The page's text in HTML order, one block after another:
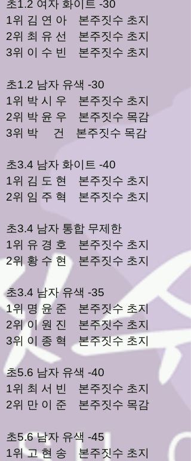
초1.2 여자 화이트 -30
1위 김 연 아 본주짓수 초지
2위 최 유 선 본주짓수 초지
3위 이 수 빈 본주짓수 초지
초1.2 남자 유색 -30
1위 박 시 우 본주짓수 초지
2위 박 윤 우 본주짓수 목감
3위 박 건 본주짓수 목감
초3.4 남자 화이트 -40
1위 김 도 현 본주짓수 초지
2위 임 주 혁 본주짓수 초지
초3.4 남자 통합 무제한
1위 유 경 호 본주짓수 초지
2위 황 수 현 본주짓수 초지
초3.4 남자 유색 -35
1위 명 윤 준 본주짓수 초지
2위 이 원 진 본주짓수 초지
3위 이 종 혁 본주짓수 초지
초5.6 남자 유색 -40
1위 최 서 빈 본주짓수 초지
2위 만 이 준 본주짓수 목감
초5.6 남자 유색 -45
1위 고 현 송 본주짓수 초지